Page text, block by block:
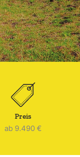
Preis
ab 9.490 €